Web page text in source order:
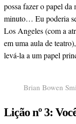
possa fazer o papel
minuto… Eu poderia
Los Angeles (com a
em uma aula de
levá-la a um papel
Brian Bowen
Lição nº 3: